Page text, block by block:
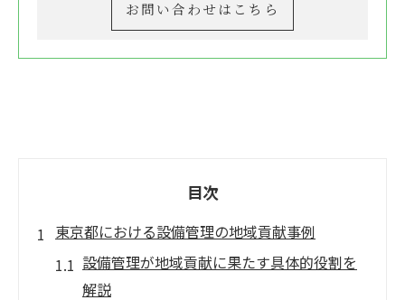
お問い合わせはこちら
目次
東京都における設備管理の地域貢献事例
設備管理が地域貢献に果たす具体的役割を
解説